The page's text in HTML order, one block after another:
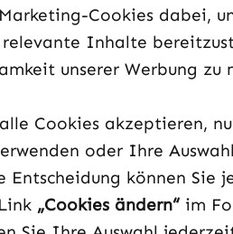
Unterstützung und Beratung
040 – 182 295 901
Mo-Fr, 08:00 - 16:00 Uhr
Oder über unser
Cookies dabei,
relevante Inhalte
unserer Werbung zu
Cookies akzeptieren,
oder Ihre
Entscheidung können Sie
„Cookies ändern“im